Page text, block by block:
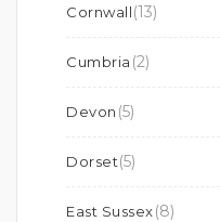
Cornwall(13)
Cumbria (2)
Devon (5)
Dorset(5)
East Sussex(8)